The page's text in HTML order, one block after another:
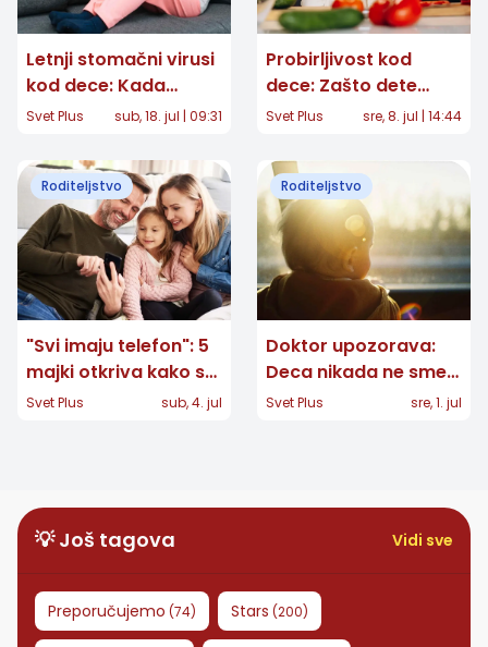
Letnji stomačni virusi
kod dece: Kada
odložiti odmor i kako
simptome?
Svet Plus sub, 18. jul | 09:31
Probirljivost kod
dece: Zašto dete
odbija povrće i kako
Svet Plus sre, 8. jul | 14:44
Roditeljstvo
"Svi imaju telefon": 5
majki otkriva kako su
rešile zahtev deteta
Svet Plus sub, 4. jul
Roditeljstvo
Doktor upozorava:
Deca nikada ne smeju
ostati sama u
Svet Plus sre, 1. jul
💡 Još tagova Vidi sve
Preporučujemo (74) Stars (200)